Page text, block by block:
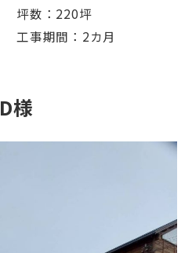
坪数：220坪
工事期間：2カ月
D様